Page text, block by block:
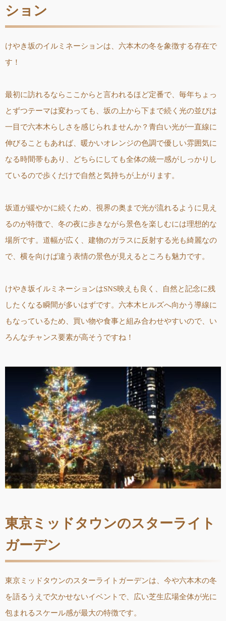
ション
けやき坂のイルミネーションは、六本木の冬を象徴する存在で
す！
最初に訪れるならここからと言われるほど定番で、毎年ちょっ
とずつテーマは変わっても、坂の上から下まで続く光の並びは
一目で六本木らしさを感じられませんか？青白い光が一直線に
伸びることもあれば、暖かいオレンジの色調で優しい雰囲気に
なる時間帯もあり、どちらにしても全体の統一感がしっかりし
ているので歩くだけで自然と気持ちが上がります。
坂道が緩やかに続くため、視界の奥まで光が流れるように見え
るのが特徴で、冬の夜に歩きながら景色を楽しむには理想的な
場所です。道幅が広く、建物のガラスに反射する光も綺麗なの
で、横を向けば違う表情の景色が見えるところも魅力です。
けやき坂イルミネーションはSNS映えも良く、自然と記念に残
したくなる瞬間が多いはずです。六本木ヒルズへ向かう導線に
もなっているため、買い物や食事と組み合わせやすいので、い
ろんなチャンス要素が高そうですね！
東京ミッドタウンのスターライト
ガーデン
東京ミッドタウンのスターライトガーデンは、今や六本木の冬
を語るうえで欠かせないイベントで、広い芝生広場全体が光に
包まれるスケール感が最大の特徴です。